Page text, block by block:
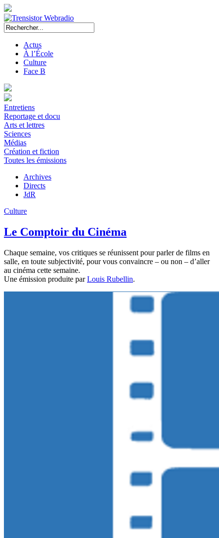
Actus
À l’École
Culture
Face B
Entretiens
Reportage et docu
Arts et lettres
Sciences
Médias
Création et fiction
Toutes les émissions
Archives
Directs
JdR
Culture
Le Comptoir du Cinéma
Chaque semaine, vos critiques se réunissent pour parler de films en
salle, en toute subjectivité, pour vous convaincre – ou non – d’aller
au cinéma cette semaine.
Une émission produite parLouis Rubellin.